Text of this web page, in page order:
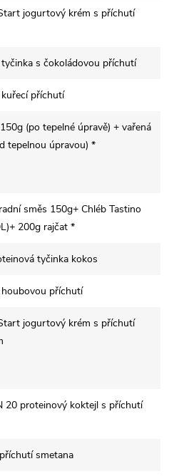
jogurtový krém s příchutí
s čokoládovou příchutí
příchutí
(po tepelné úpravě) + vařená
tepelnou úpravou) *
směs 150g+ Chléb Tastino
200g rajčat *
tyčinka kokos
houbovou příchutí
jogurtový krém s příchutí
20 proteinový koktejl s příchutí
smetana